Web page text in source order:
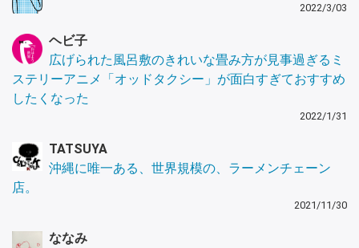
2022/3/03
ヘビ子
広げられた風呂敷のきれいな畳み方が見事過ぎるミ
ステリーアニメ「オッドタクシー」が面白すぎておすすめ
したくなった
2022/1/31
TATSUYA
沖縄に唯一ある、世界規模の、ラーメンチェーン
店。
2021/11/30
ななみ